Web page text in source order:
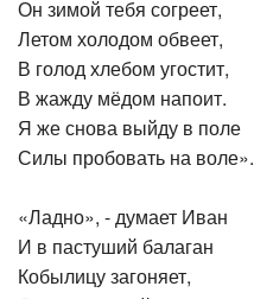
Он зимой тебя согреет,
Летом холодом обвеет,
В голод хлебом угостит,
В жажду мёдом напоит.
Я же снова выйду в поле
Силы пробовать на воле».
«Ладно», - думает Иван
И в пастуший балаган
Кобылицу загоняет,